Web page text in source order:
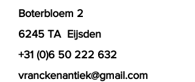
Boterbloem 2
6245 TA Eijsden
+31 (0)6 50 222 632
vranckenantiek@gmail.com